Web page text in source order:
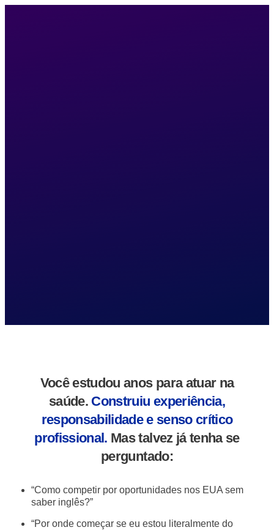
Você estudou anos para atuar na
saúde. Construiu experiência,
responsabilidade e senso crítico
profissional. Mas talvez já tenha se
perguntado:
“Como competir por oportunidades nos EUA sem
saber inglês?”
“Por onde começar se eu estou literalmente do